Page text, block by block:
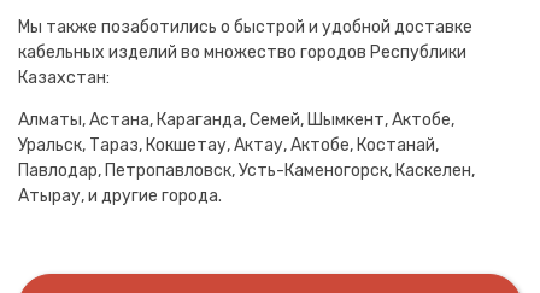
Мы также позаботились о быстрой и удобной доставке
кабельных изделий во множество городов Республики
Казахстан:
Алматы, Астана, Караганда, Семей, Шымкент, Актобе,
Уральск, Тараз, Кокшетау, Актау, Актобе, Костанай,
Павлодар, Петропавловск, Усть-Каменогорск, Каскелен,
Атырау, и другие города.